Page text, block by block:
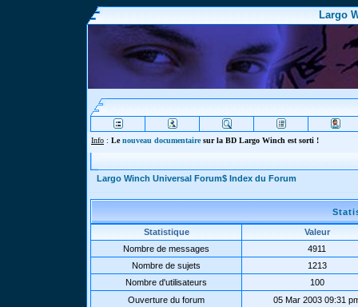
Largo
Info : Lenouveau documentairesur la BD Largo Winch est sorti !
Largo Winch Universal Forum$ Index du Forum
Statistique
Valeur
Nombre de messages
4911
Nombre de sujets
1213
Nombre d'utilisateurs
100
Ouverture du forum
05 Mar 2003 09:31